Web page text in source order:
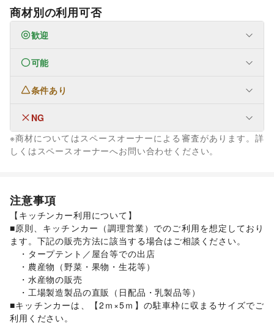
商材別の利用可否
歓迎
なし可能
ファッション
ユニセックス
/ジュエリー・アクセサリー/メガネ・アイウェア/ 腕時計/
靴/バッグ・革小物/ファッション雑貨/ 和服・着物
軽食・ホットスナック
ワイン・洋酒/日本酒・焼酎・地酒
物産展・マルシェ/キッチンカー・移動販売/
野菜・果物・生鮮食品/その他フード・飲食
インテリア・生活雑貨
インテリア/寝具・ベッド/家具・家電
キッチン雑貨・調理器具
手芸・ハンドメイド/DIY用品・日曜大工/
園芸・ガーデニング/ 花・盆栽・ドライフラワー/
犬・猫・ペット
条件あり
なしNG
なし
※商材についてはスペースオーナーによる審査があります。詳
しくはスペースオーナーへお問い合わせください。
注意事項
【キッチンカー利用について】
■原則、キッチンカー（調理営業）でのご利用を想定しており
ます。下記の販売方法に該当する場合はご相談ください。
・タープテント／屋台等での出店
・農産物（野菜・果物・生花等）
・水産物の販売
・工場製造製品の直販（日配品・乳製品等）
■キッチンカーは、【2ｍ×5ｍ】の駐車枠に収まるサイズでご
利用ください。